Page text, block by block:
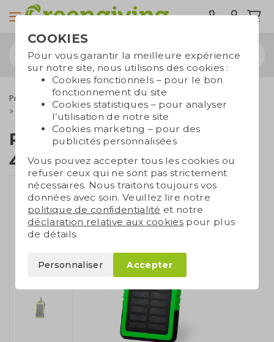
Produits économiques
Powerbanks
Powerbank solaire 4000 mAh
Powerbank solaire
4000 mAh
COOKIES
Pour vous garantir la meilleure expérience
sur notre site, nous utilisons des cookies :
Cookies fonctionnels – pour le bon
fonctionnement du site
Cookies statistiques – pour analyser
l’utilisation de notre site
Cookies marketing – pour des
publicités personnalisées
Vous pouvez accepter tous les cookies ou
refuser ceux qui ne sont pas strictement
nécessaires. Nous traitons toujours vos
données avec soin. Veuillez lire notre
politique de confidentialité et notre
déclaration relative aux cookies pour plus
de détails.
Personnaliser Accepter